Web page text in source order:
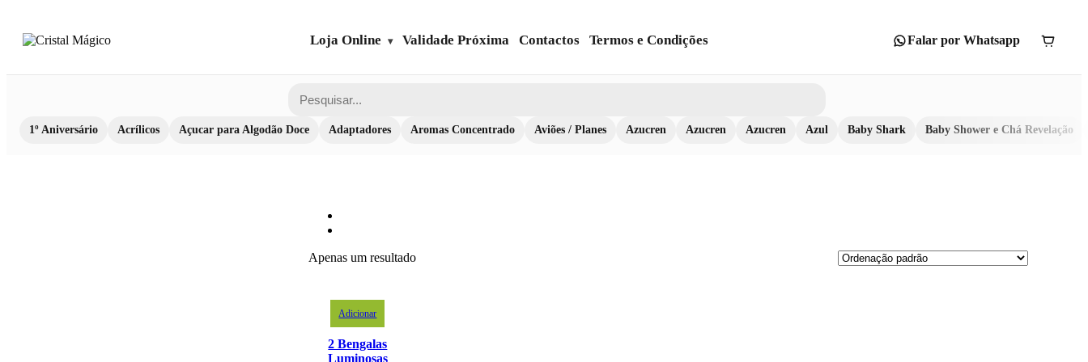
Loja Online Validade Próxima Contactos Termos e Condições Falar por Whatsapp
1º Aniversário Acrílicos Açucar para Algodão Doce Adaptadores Aromas Concentrado Aviões / Planes Azucren Azucren Azucren Azul Baby Shark Baby Shower e Chá Revelação
Apenas um resultado
Adicionar
2 Bengalas
Luminosas